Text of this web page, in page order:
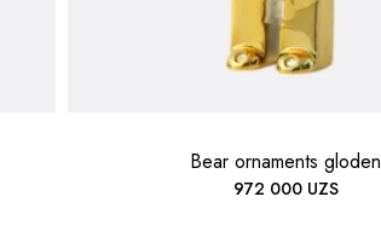
Bear ornaments gloden
972 000 UZS